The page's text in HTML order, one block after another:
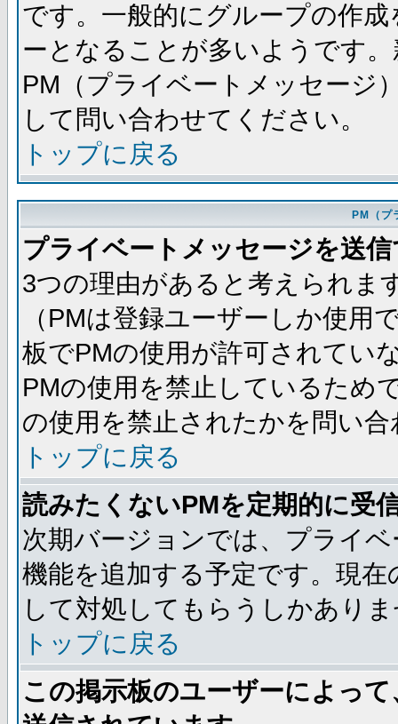
です。一般的にグループの作
ーとなることが多いようです
PM（プライベートメッセージ
して問い合わせてください。
トップに戻る
PM（プ
プライベートメッセージを送
3つの理由があると考えられま
（PMは登録ユーザーしか使用
板でPMの使用が許可されてい
PMの使用を禁止しているため
の使用を禁止されたかを問い
トップに戻る
読みたくないPMを定期的に受
次期バージョンでは、プライ
機能を追加する予定です。現
して対処してもらうしかあり
トップに戻る
この掲示板のユーザーによっ